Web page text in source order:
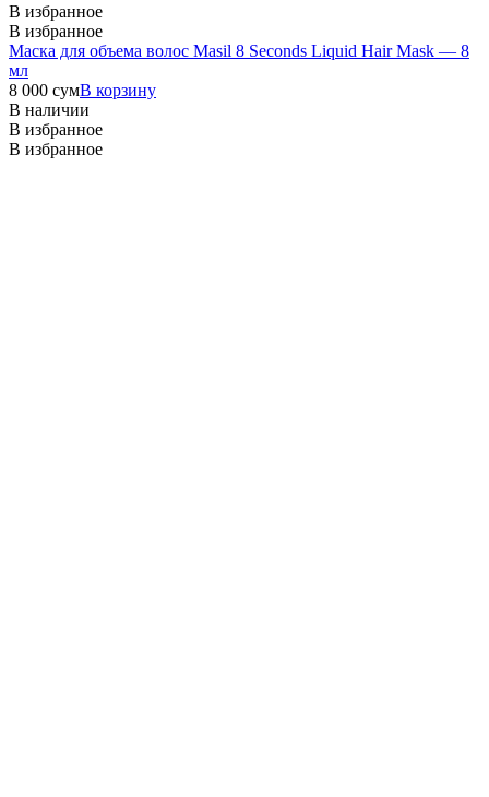
В избранное
В избранное
Маска для объема волос Masil 8 Seconds Liquid Hair Mask — 8
мл
8 000 сумВ корзину
В наличии
В избранное
В избранное